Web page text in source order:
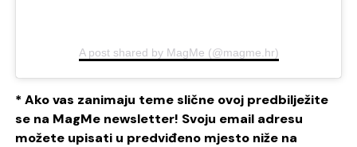
A post shared by MagMe (@magme.hr)
* Ako vas zanimaju teme slične ovoj predbilježite
se na MagMe newsletter! Svoju email adresu
možete upisati u predviđeno mjesto niže na